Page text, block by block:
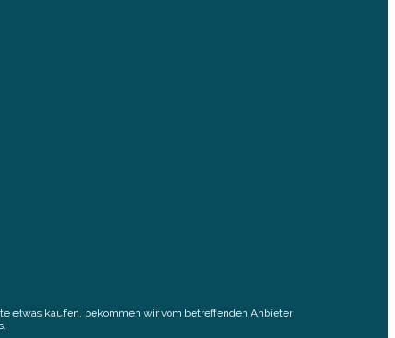
etwas kaufen, bekommen wir vom betreffenden Anbieter